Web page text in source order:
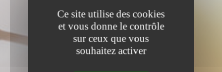
Ce site utilise des cookies
et vous donne le contrôle
sur ceux que vous
souhaitez activer